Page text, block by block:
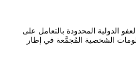
الدولية المحدودة بالتعامل على
الشخصية المُجمَّعة في إطار